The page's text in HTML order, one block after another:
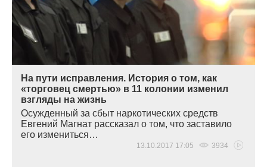
На пути исправления. История о том, как
«торговец смертью» в 11 колонии изменил
взгляды на жизнь
Осужденный за сбыт наркотических средств
Евгений Магнат рассказал о том, что заставило
его измениться…
13.10.2017 17:05 3934